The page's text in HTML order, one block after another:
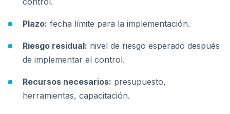
Plazo: fecha límite para la implementación.
Riesgo residual: nivel de riesgo esperado después
de implementar el control.
Recursos necesarios: presupuesto,
herramientas, capacitación.